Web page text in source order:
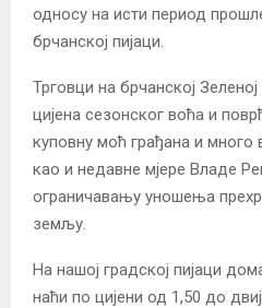
односу на исти период
брчанској пијаци.
Трговци на брчанској
цијена сезонског воћа и
куповну моћ грађана и
као и недавне мјере Владе
ограничавању уношења
земљу.
На нашој градској пијаци
наћи по цијени од 1,50 до